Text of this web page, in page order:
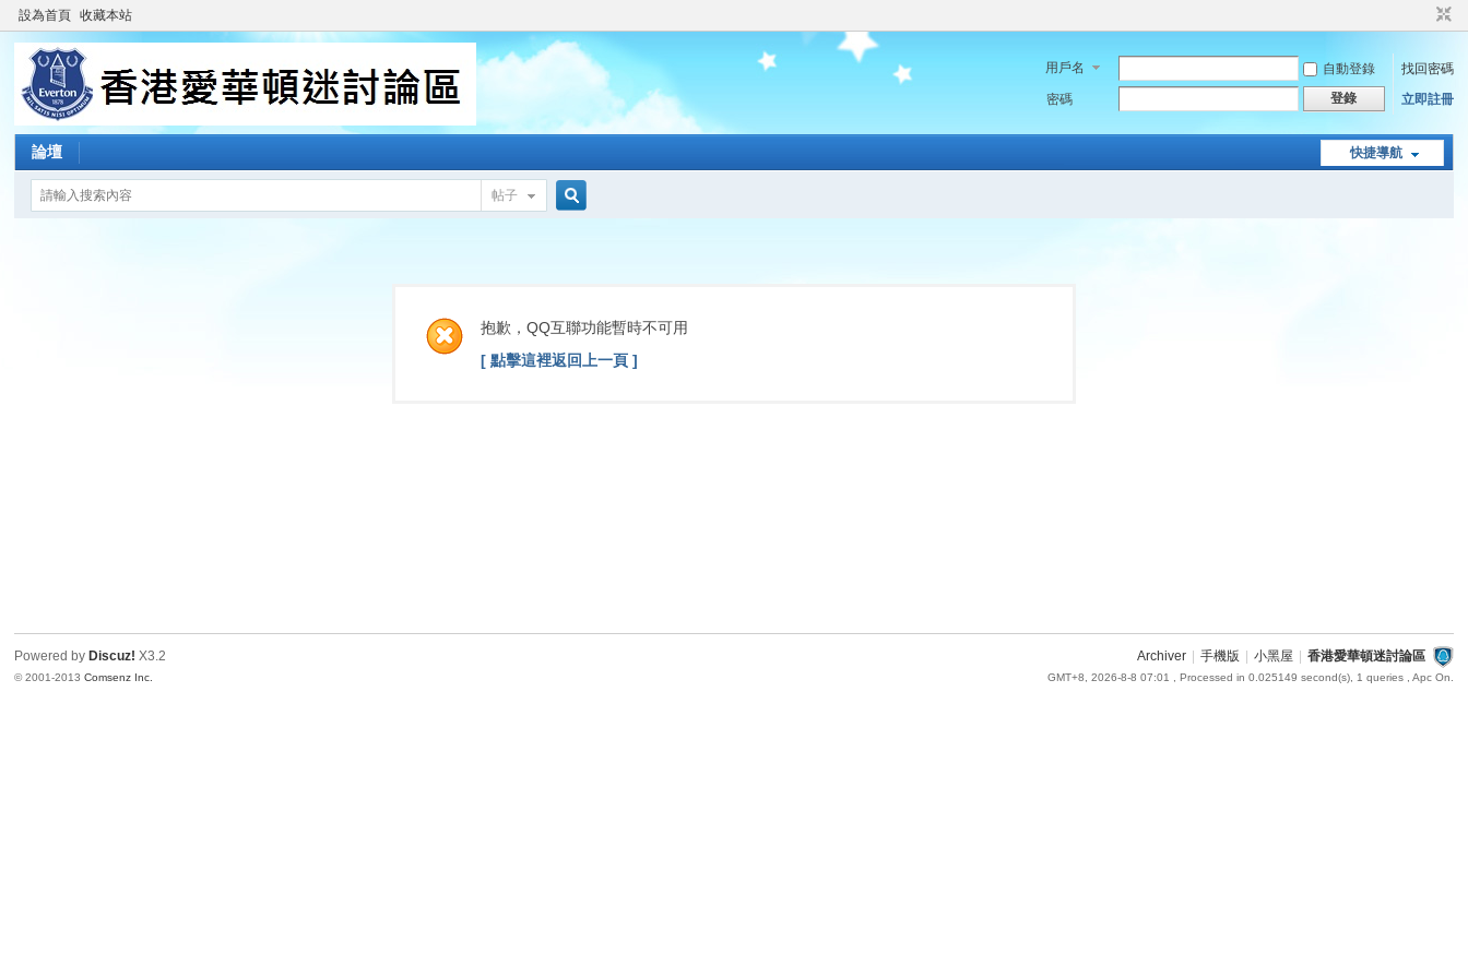
設為首頁 收藏本站
用戶名 自動登錄
找回密碼
密碼
登錄 立即註冊
快捷導航
論壇
帖子
索
抱歉，QQ互聯功能暫時不可用
[ 點擊這裡返回上一頁 ]
Archiver 手機版 小黑屋 香港愛華頓迷討論區
GMT+8, 2026-8-8 07:01 , Processed in 0.025149 second(s), 1 queries , Apc On.
Powered by Discuz! X3.2
© 2001-2013Comsenz Inc.